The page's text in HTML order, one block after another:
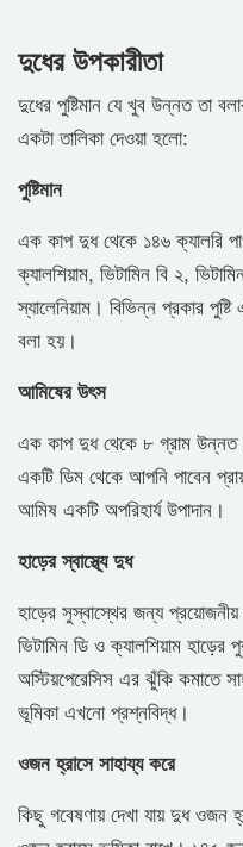
দুধের উপকারীতা
দুধের পুষ্টিমান যে খুব উন্নত তা
একটা তালিকা দেওয়া হলো:
পুষ্টিমান
এক কাপ দুধ থেকে ১৪৬ ক্যালরি
ক্যালশিয়াম, ভিটামিন বি ২,
স্যালেনিয়াম। বিভিন্ন প্রকার
বলা হয়।
আমিষের উৎস
এক কাপ দুধ থেকে ৮ গ্রাম উন্নত
একটি ডিম থেকে আপনি পাবেন
আমিষ একটি অপরিহার্য উপাদান।
হাড়ের স্বাস্থ্যে দুধ
হাড়ের সুস্বাস্থের জন্য
ভিটামিন ডি ও ক্যালশিয়াম
অস্টিয়পেরেসিস এর ঝুঁকি কমাতে
ভূমিকা এখনো প্রশ্নবিদ্ধ।
ওজন হ্রাসে সাহায্য করে
কিছু গবেষণায় দেখা যায় দুধ ওজন